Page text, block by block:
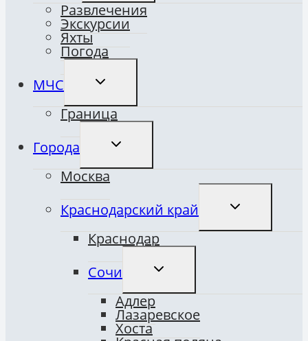
Развлечения
Экскурсии
Яхты
Погода
МЧС
ПЕРЕКЛЮЧИТЬ
ДОЧЕРНЕЕ
Граница
Города
ПЕРЕКЛЮЧИТЬ
ДОЧЕРНЕЕ
Москва
Краснодарский край
ДОЧЕРНЕЕ
Краснодар
Сочи
ПЕРЕКЛЮЧИТЬ
ДОЧЕРНЕЕ
Адлер
Лазаревское
Хоста